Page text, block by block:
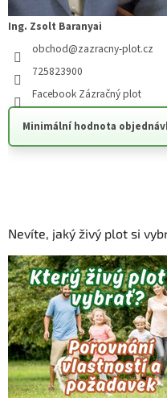
Ing. Zsolt Baranyai
obchod@zazracny-plot.cz
725823900
Facebook Zázračný plot
Minimální hodnota
Nevíte, jaký živý plot si